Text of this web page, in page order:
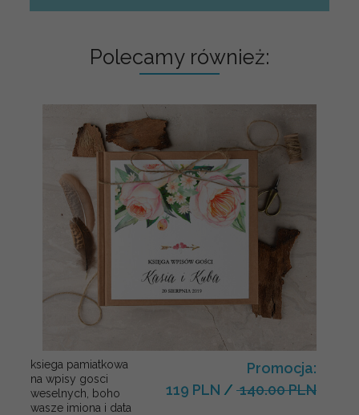
Polecamy również:
ksiega pamiatkowa
na wpisy gosci
weselnych, boho
wasze imiona i data
Promocja:
119 PLN / 140.00 PLN